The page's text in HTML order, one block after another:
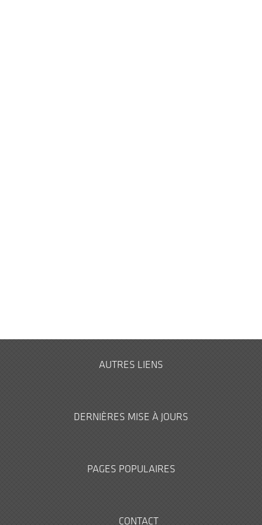
AUTRES LIENS
DERNIÈRES MISE À JOURS
PAGES POPULAIRES
CONTACT